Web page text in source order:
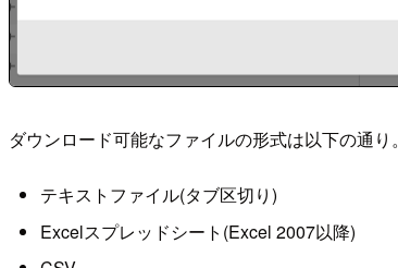
ダウンロード可能なファイルの形式は以下の通り。
テキストファイル(タブ区切り)
Excelスプレッドシート(Excel 2007以降)